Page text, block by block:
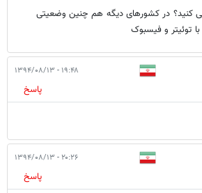
کنید؟ در کشورهای دیگه هم چنین وضعیتی
توئیتر و فیسبوک
۱۹:۴۸ - ۱۳۹۴/۰۸/۱۳
پاسخ
۲۰:۲۶ - ۱۳۹۴/۰۸/۱۳
پاسخ